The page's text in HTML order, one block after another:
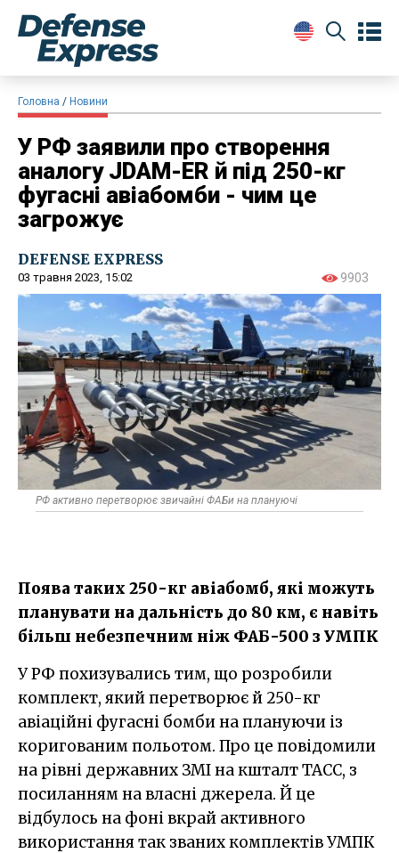
Головна Новини
У РФ заявили про створення
аналогу JDAM-ER й під 250-кг
фугасні авіабомби - чим це
загрожує
DEFENSE EXPRESS
03 травня 2023, 15:02 9903
РФ активно перетворює звичайні ФАБи на плануючі
Поява таких 250-кг авіабомб, які можуть
планувати на дальність до 80 км, є навіть
більш небезпечним ніж ФАБ-500 з УМПК
У РФ похизувались тим, що розробили
комплект, який перетворює й 250-кг
авіаційні фугасні бомби на плануючи із
коригованим польотом. Про це повідомили
на рівні державних ЗМІ на кшталт ТАСС, з
посиланням на власні джерела. Й це
відбулось на фоні вкрай активного
використання так званих комплектів УМПК